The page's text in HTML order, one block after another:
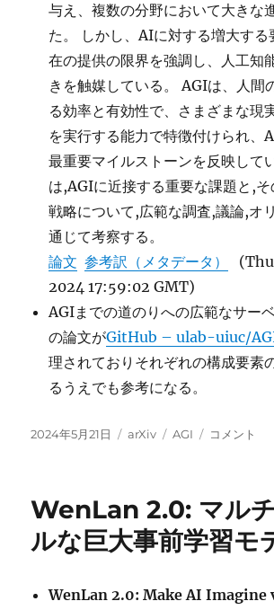
与え、複数の分野において大きな
た。 しかし、AIに対する増大す
在の提供の限界を強調し、人工知
きを触媒している。 AGIは、人間
る効率と有効性で、さまざまな現
を実行する能力で特徴付けられ、
最重要マイルストーンを反映して
は,AGIに近接する重要な課題と,
戦略について,広範な調査,議論,オ
通じて考察する。
論文 参考訳（メタデータ）
2024 17:59:02 GMT)
AGIまでの道のりへの広範なサー
の論文がGitHub – ulab-uiuc/
理されておりそれぞれの構成要素
るうえでも参考になる。
投
2024年5月21日
カ
ー
arXiv
タ
AGI
How
From
AGI に
コメント
WenLan 2.0: マル
ルな巨大事前学習モ
WenLan 2.0: Make AI Imagine